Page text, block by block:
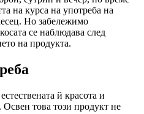
на курса на употреба на
Но забележимо
се наблюдава след
на продукта.
й красота и
Освен това този продукт не